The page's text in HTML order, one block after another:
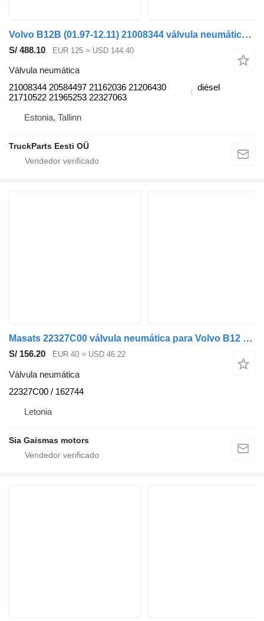
Volvo B12B (01.97-12.11) 21008344 válvula neumática para Volvo B6, B7, B9, B10, B12 bus (1978-2011) autobús
S/ 488.10 EUR 125 ≈ USD 144.40
Válvula neumática
21008344 20584497 21162036 21206430
21710522 21965253 22327063
diésel
Estonia, Tallinn
TruckParts Eesti OÜ
Masats 22327C00 válvula neumática para Volvo B12 autobús
S/ 156.20 EUR 40 ≈ USD 46.22
Válvula neumática
22327C00 / 162744
Letonia
Sia Gaismas motors